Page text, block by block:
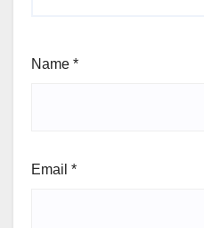
Name *
Email *